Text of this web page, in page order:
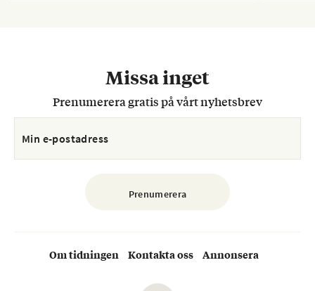
Missa inget
Prenumerera gratis på vårt nyhetsbrev
Om tidningen Kontakta oss Annonsera